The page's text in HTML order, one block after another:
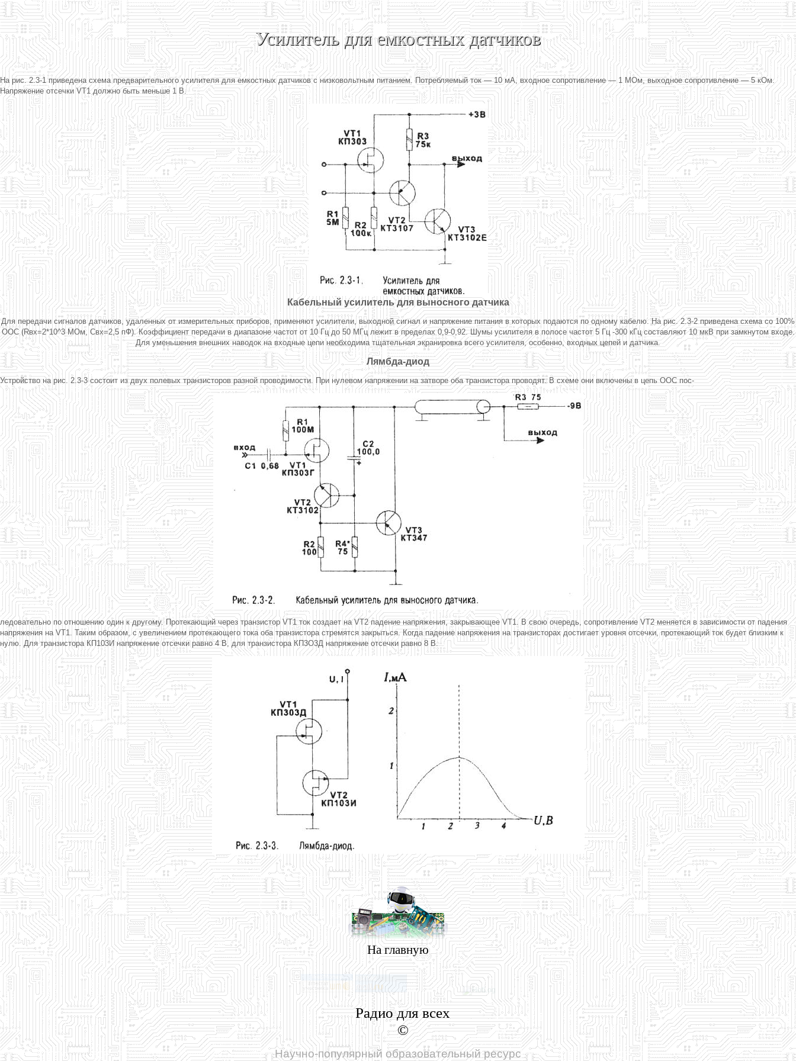
Усилитель для емкостных датчиков
На рис. 2.3-1 приведена схема предварительного усилителя для емкостных датчиков с низковольтным питанием. Потребляемый ток — 10 мА, входное сопротивление — 1 МОм, выходное сопротивление — 5 кОм.
Напряжение отсечки VT1 должно быть меньше 1 В.
Кабельный усилитель для выносного датчика
Для передачи сигналов датчиков, удаленных от измерительных приборов, применяют усилители, выходной сигнал и напряжение питания в которых подаются по одному кабелю. На рис. 2.3-2 приведена схема со 100%
ООС (Rвх=2*10^3 МОм, Свх=2,5 пФ). Коэффициент передачи в диапазоне частот от 10 Гц до 50 МГц лежит в пределах 0,9-0,92. Шумы усилителя в полосе частот 5 Гц -300 кГц составляют 10 мкВ при замкнутом входе.
Для уменьшения внешних наводок на входные цепи необходима тщательная экранировка всего усилителя, особенно, входных цепей и датчика.
Лямбда-диод
Устройство на рис. 2.3-3 состоит из двух полевых транзисторов разной проводимости. При нулевом напряжении на затворе оба транзистора проводят. В схеме они включены в цепь ООС пос-
ледовательно по отношению один к другому. Протекающий через транзистор VT1 ток создает на VT2 падение напряжения, закрывающее VT1. В свою очередь, сопротивление VT2 меняется в зависимости от падения
напряжения на VT1. Таким образом, с увеличением протекающего тока оба транзистора стремятся закрыться. Когда падение напряжения на транзисторах достигает уровня отсечки, протекающий ток будет близким к
нулю. Для транзистора КП103И напряжение отсечки равно 4 В, для транзистора КП3О3Д напряжение отсечки равно 8 В.
На главную
Радио для всех
©
Научно-популярный образовательный ресурс